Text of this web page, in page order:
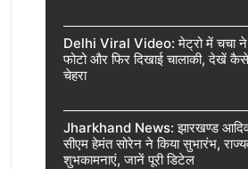
Delhi Viral Video: मेट्रो में चचा
फोटो और फिर दिखाई चालाकी, देखें
चेहरा
Jharkhand News: झारखण्ड
सीएम हेमंत सोरेन ने किया सुभारंभ,
शुभकामनाएं, जानें पूरी डिटेल